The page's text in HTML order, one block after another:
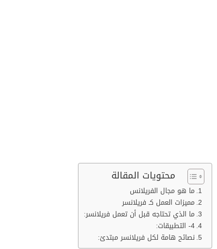
محتويات المقالة
ما هو مجال الفريلانس
مميزات العمل كـ فريلانسر
ما الذي تحتاجه قبل أن تعمل فريلانسر:
4- التطبيقات:
نصائح هامة لكل فريلانسر مبتدئ: